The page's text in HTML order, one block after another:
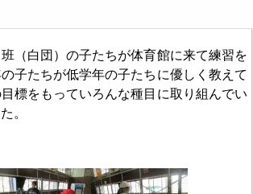
（白団）の子たちが体育館に来て練習を
子たちが低学年の子たちに優しく教えて
標をもっていろんな種目に取り組んでい
。